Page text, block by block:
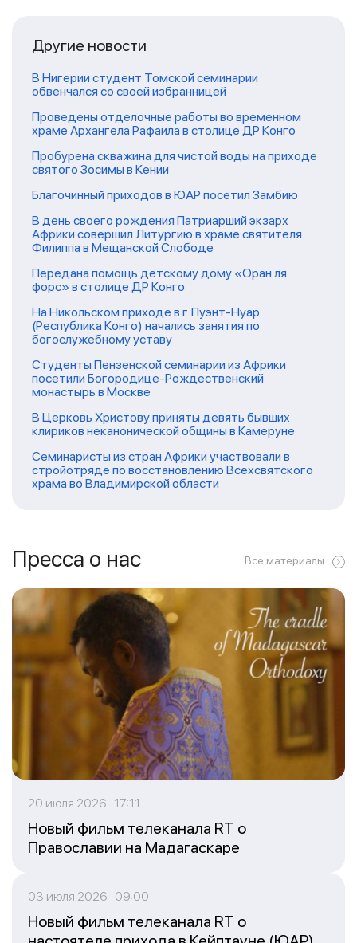
Другие новости
В Нигерии студент Томской семинарии
обвенчался со своей избранницей
Проведены отделочные работы во временном
храме Архангела Рафаила в столице ДР Конго
Пробурена скважина для чистой воды на приходе
святого Зосимы в Кении
Благочинный приходов в ЮАР посетил Замбию
В день своего рождения Патриарший экзарх
Африки совершил Литургию в храме святителя
Филиппа в Мещанской Слободе
Передана помощь детскому дому «Оран ля
форс» в столице ДР Конго
На Никольском приходе в г. Пуэнт-Нуар
(Республика Конго) начались занятия по
богослужебному уставу
Студенты Пензенской семинарии из Африки
посетили Богородице-Рождественский
монастырь в Москве
В Церковь Христову приняты девять бывших
клириков неканонической общины в Камеруне
Семинаристы из стран Африки участвовали в
стройотряде по восстановлению Всехсвятского
храма во Владимирской области
Пресса о нас Все материалы
20 июля 2026 17:11
Новый фильм телеканала RT о
Православии на Мадагаскаре
03 июля 2026 09:00
Новый фильм телеканала RT о